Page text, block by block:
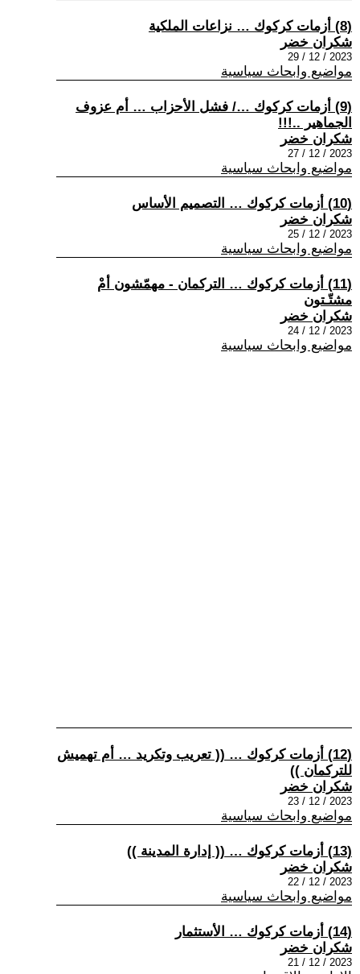
(8) أزمات كركوك … نزاعات الملكية
شكران خضر
2023 / 12 / 29
مواضيع وابحاث سياسية
(9) أزمات كركوك …/ فشل الأحزاب … أم عزوف
الجماهير ..!!!
شكران خضر
2023 / 12 / 27
مواضيع وابحاث سياسية
(10) أزمات كركوك … التصميم الأساس
شكران خضر
2023 / 12 / 25
مواضيع وابحاث سياسية
(11) أزمات كركوك … التركمان - مهمّشون أمْ
مشتّـتون
شكران خضر
2023 / 12 / 24
مواضيع وابحاث سياسية
(12) أزمات كركوك … (( تعريب وتكريد … أم تهميش
للتركمان ))
شكران خضر
2023 / 12 / 23
مواضيع وابحاث سياسية
(13) أزمات كركوك … (( إدارة المدينة ))
شكران خضر
2023 / 12 / 22
مواضيع وابحاث سياسية
(14) أزمات كركوك … الأستثمار
شكران خضر
2023 / 12 / 21